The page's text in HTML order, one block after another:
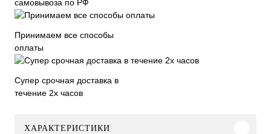
самовывоза по РФ
Принимаем все способы
оплаты
Супер срочная доставка в
течение 2х часов
ХАРАКТЕРИСТИКИ